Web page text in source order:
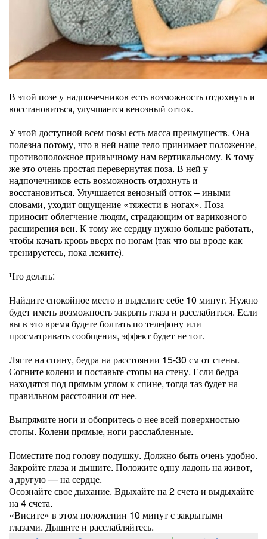
В этой позе у надпочечников есть возможность отдохнуть и
восстановиться, улучшается венозный отток.
У этой доступной всем позы есть масса преимуществ. Она
полезна потому, что в ней наше тело принимает положение,
противоположное привычному нам вертикальному. К тому
же это очень простая перевернутая поза. В ней у
надпочечников есть возможность отдохнуть и
восстановиться. Улучшается венозный отток – иными
словами, уходит ощущение «тяжести в ногах». Поза
приносит облегчение людям, страдающим от варикозного
расширения вен. К тому же сердцу нужно больше работать,
чтобы качать кровь вверх по ногам (так что вы вроде как
тренируетесь, пока лежите).
Что делать:
Найдите спокойное место и выделите себе 10 минут. Нужно
будет иметь возможность закрыть глаза и расслабиться. Если
вы в это время будете болтать по телефону или
просматривать сообщения, эффект будет не тот.
Лягте на спину, бедра на расстоянии 15-30 см от стены.
Согните колени и поставьте стопы на стену. Если бедра
находятся под прямым углом к спине, тогда таз будет на
правильном расстоянии от нее.
Выпрямите ноги и обопритесь о нее всей поверхностью
стопы. Колени прямые, ноги расслабленные.
Поместите под голову подушку. Должно быть очень удобно.
Закройте глаза и дышите. Положите одну ладонь на живот,
а другую — на сердце.
Осознайте свое дыхание. Вдыхайте на 2 счета и выдыхайте
на 4 счета.
«Висите» в этом положении 10 минут с закрытыми
глазами. Дышите и расслабляйтесь.